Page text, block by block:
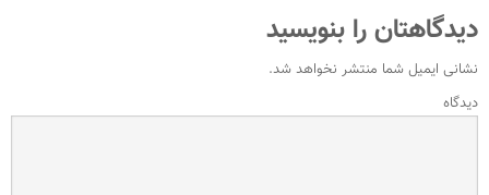
دیدگاهتان را بنویسید
نشانی ایمیل شما منتشر نخواهد شد.
دیدگاه